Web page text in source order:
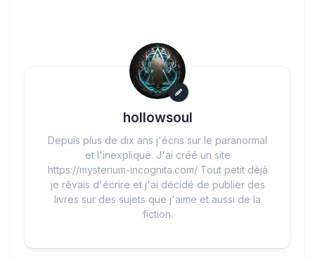
hollowsoul
Depuis plus de dix ans j'écris sur le paranormal
et l'inexpliqué. J'ai créé un site
https://mysterium-incognita.com/ Tout petit déjà
je rêvais d'écrire et j'ai décidé de publier des
livres sur des sujets que j'aime et aussi de la
fiction.